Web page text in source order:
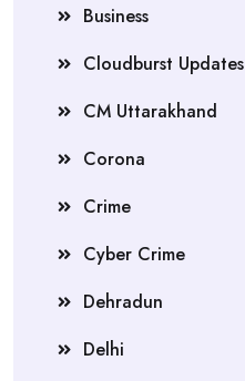
Business
Cloudburst Updates
CM Uttarakhand
Corona
Crime
Cyber Crime
Dehradun
Delhi